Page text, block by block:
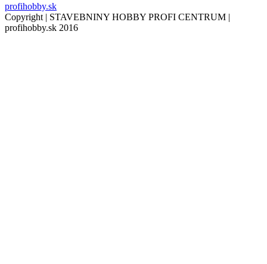
profihobby.sk
Copyright | STAVEBNINY HOBBY PROFI CENTRUM |
profihobby.sk 2016